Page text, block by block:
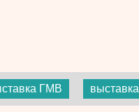
ГМВ выставка